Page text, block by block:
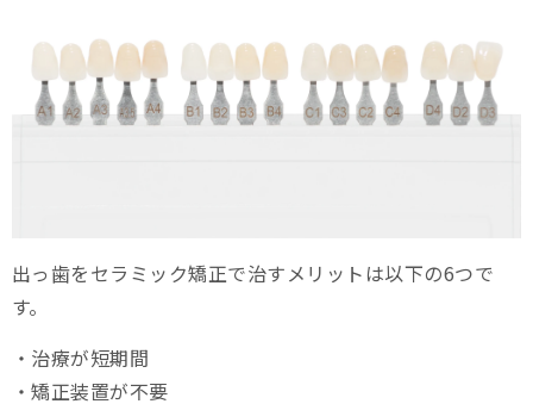
出っ歯をセラミック矯正で治すメリットは以下の6つで
す。
・治療が短期間
・矯正装置が不要